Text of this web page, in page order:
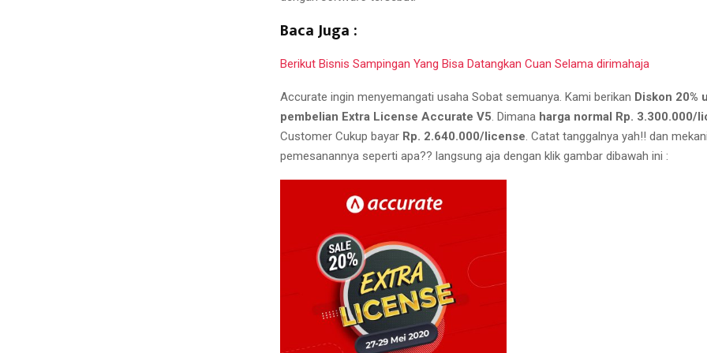
Baca Juga :
Berikut Bisnis Sampingan Yang Bisa Datangkan Cuan Selama dirimahaja
Accurate ingin menyemangati usaha Sobat semuanya. Kami berikan Diskon 20%
pembelian Extra License Accurate V5. Dimana harga normal Rp. 3.300.000/
Customer Cukup bayar Rp. 2.640.000/license. Catat tanggalnya yah!! dan
pemesanannya seperti apa?? langsung aja dengan klik gambar dibawah ini :